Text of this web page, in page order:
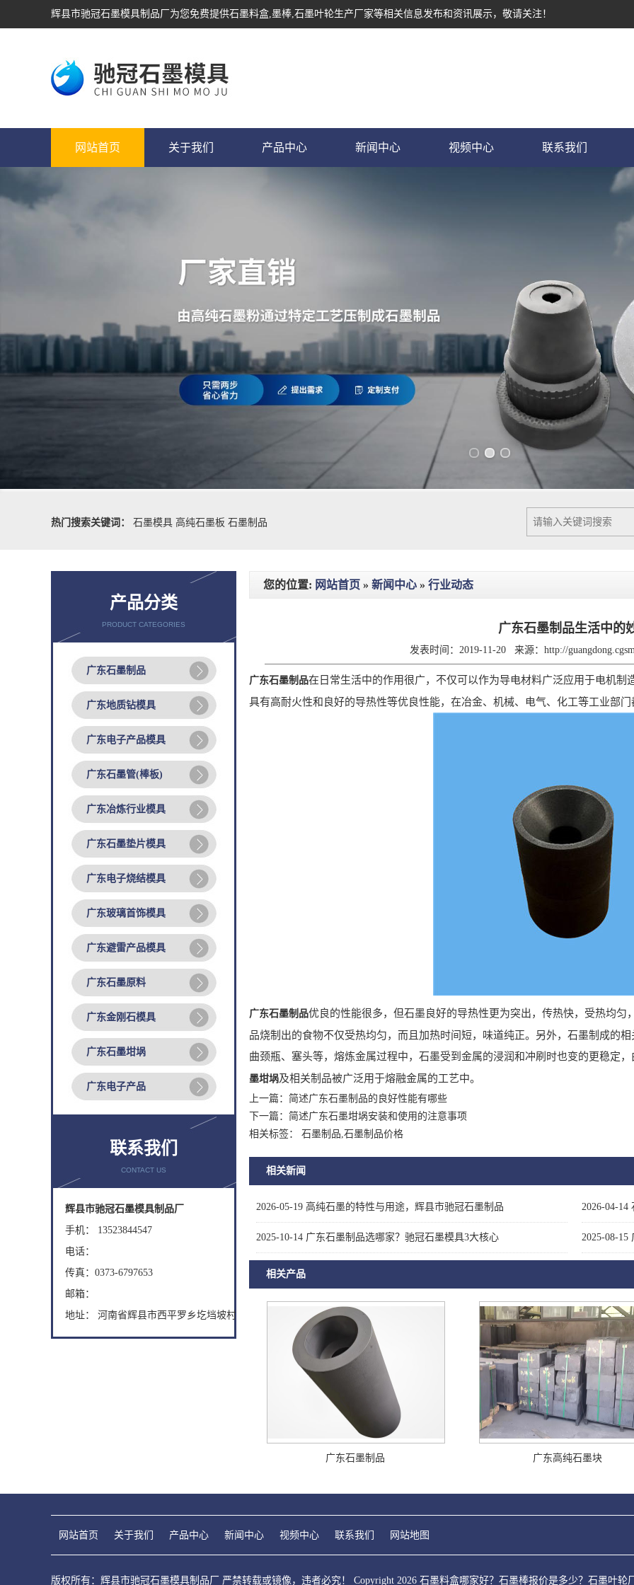
辉县市驰冠石墨模具制品厂为您免费提供石墨料盒,墨棒,石墨叶轮生产厂家等相关信息发布和资讯展示，敬请关注！
网站首页 关于我们 产品中心 新闻中心 视频中心 联系我们
热门搜索关键词：
石墨模具 高纯石墨板 石墨制品
产品分类
PRODUCT CATEGORIES
广东石墨制品
广东地质钻模具
广东电子产品模具
广东石墨管(棒板)
广东冶炼行业模具
广东石墨垫片模具
广东电子烧结模具
广东玻璃首饰模具
广东避雷产品模具
广东石墨原料
广东金刚石模具
广东石墨坩埚
广东电子产品
联系我们
CONTACT US
辉县市驰冠石墨模具制品厂
手机： 13523844547
电话：
传真：0373-6797653
邮箱：
地址： 河南省辉县市西平罗乡圪垱坡村
您的位置: 网站首页 » 新闻中心 » 行业动态
广东石墨制品生活中的
发表时间：2019-11-20 来源： http://
广东石墨制品在日常生活中的作用很广，不仅可以作为导电材料广泛应用于电机
具有高耐火性和良好的导热性等优良性能，在冶金、机械、电气、化工等工业部
广东石墨制品优良的性能很多，但石墨良好的导热性更为突出，传热快，受热均
品烧制出的食物不仅受热均匀，而且加热时间短，味道纯正。另外，石墨制成的
曲颈瓶、塞头等，熔炼金属过程中，石墨受到金属的浸润和冲刷时也变的更稳定
墨坩埚及相关制品被广泛用于熔融金属的工艺中。
上一篇： 简述广东石墨制品的良好性能有哪些
下一篇： 简述广东石墨坩埚安装和使用的注意事项
相关标签： 石墨制品,石墨制品价格
相关新闻
2026-05-19 高纯石墨的特性与用途，辉县市驰冠石墨制品 2026-04-14
2025-10-14 广东石墨制品选哪家？驰冠石墨模具3大核心 2025-08-15
相关产品
广东石墨制品 广东高纯石墨块
网站首页 关于我们 产品中心 新闻中心 视频中心 联系我们 网站地图
版权所有：辉县市驰冠石墨模具制品厂 严禁转载或镜像，违者必究！ Copyright 2026 石墨料盒哪家好？石墨棒报价是多少？石墨叶